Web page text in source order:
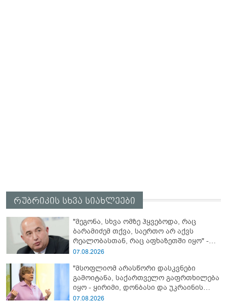
რუბრიკის სხვა სიახლეები
"მეგონა, სხვა ომზე ჰყვებოდა, რაც
ბარამიძემ თქვა, საერთო არ აქვს
რეალობასთან, რაც აფხაზეთში იყო" -
პაატა ზაქარეიშვილის შეფასება
07.08.2026
"მსოფლიომ არასწორი დასკვნები
გამოიტანა, საქართველო გაფრთხილება
იყო - ყირიმი, დონბასი და უკრაინის
წინააღმდეგ სრულმასშტაბიანი ომი
07.08.2026